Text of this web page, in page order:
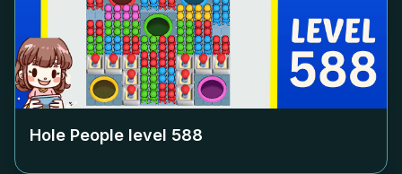
Hole People level 588